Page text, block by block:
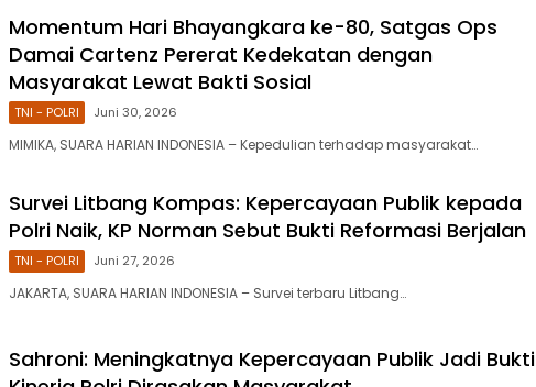
Momentum Hari Bhayangkara ke-80, Satgas Ops
Damai Cartenz Pererat Kedekatan dengan
Masyarakat Lewat Bakti Sosial
TNI - POLRI Juni 30, 2026
MIMIKA, SUARA HARIAN INDONESIA – Kepedulian terhadap masyarakat…
Survei Litbang Kompas: Kepercayaan Publik kepada
Polri Naik, KP Norman Sebut Bukti Reformasi Berjalan
TNI - POLRI Juni 27, 2026
JAKARTA, SUARA HARIAN INDONESIA – Survei terbaru Litbang…
Sahroni: Meningkatnya Kepercayaan Publik Jadi Bukti